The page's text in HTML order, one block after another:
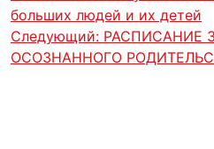
больших людей и их детей
Следующий: РАСПИСАНИЕ
ОСОЗНАННОГО